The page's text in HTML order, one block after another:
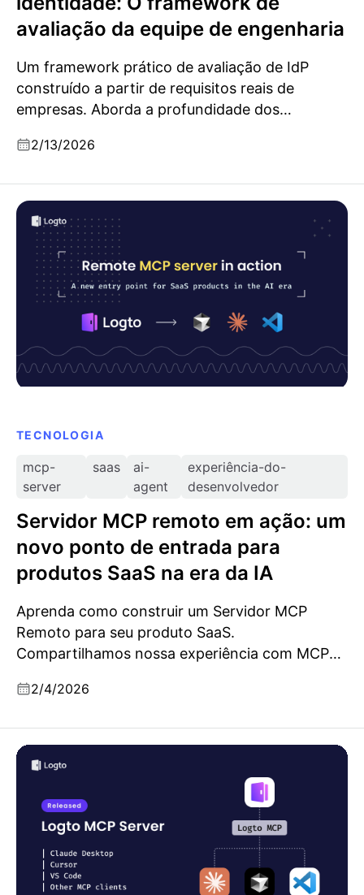
avaliação da equipe de engenharia
Um framework prático de avaliação de IdP
construído a partir de requisitos reais de
empresas. Aborda a profundidade dos
para IA e os critérios que a maioria dos
2/13/2026
TECNOLOGIA
mcp-
server
saas
ai-
agent
experiência-do-
desenvolvedor
Servidor MCP remoto em ação: um
novo ponto de entrada para
produtos SaaS na era da IA
Aprenda como construir um Servidor MCP
Remoto para seu produto SaaS.
Compartilhamos nossa experiência com MCP
OAuth e design de ferramentas MCP.
2/4/2026
Servidor MCP remoto em ação: um novo ponto de
entrada para produtos SaaS na era da IA
Implemente autenticação de usuário com um só
comando: apresentando o Logto MCP Server